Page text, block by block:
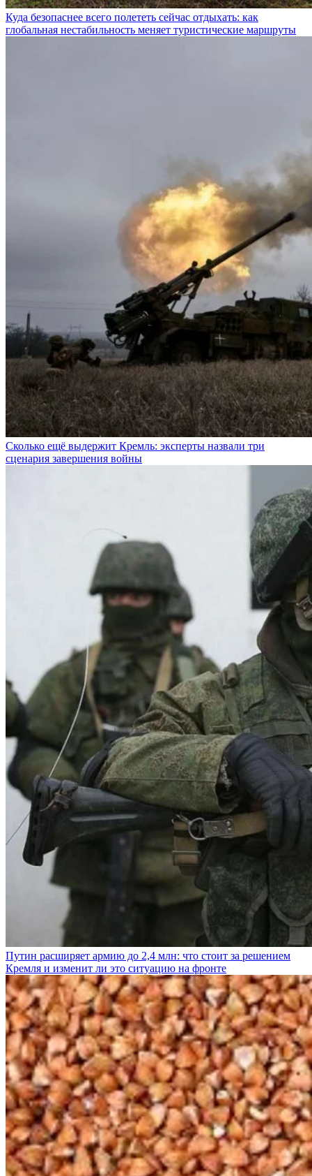
Куда безопаснее всего полететь сейчас отдыхать: как
глобальная нестабильность меняет туристические маршруты
Сколько ещё выдержит Кремль: эксперты назвали три
сценария завершения войны
Путин расширяет армию до 2,4 млн: что стоит за решением
Кремля и изменит ли это ситуацию на фронте